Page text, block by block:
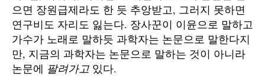
으면 장원급제라도 한 듯 추앙받고, 그러지 못하면
연구비도 자리도 잃는다. 장사꾼이 이윤으로 말하고
가수가 노래로 말하듯 과학자는 논문으로 말한다지
만, 지금의 과학자는 논문으로 말하는 것이 아니라
논문에 팔려가고 있다.